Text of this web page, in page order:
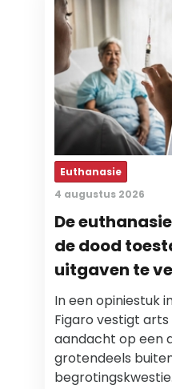
Euthanasie
4 augustus 2026
De
de dood
uitgaven te
In een opiniestuk
Figaro vestigt
aandacht op een
grotendeels
begrotingskwestie.